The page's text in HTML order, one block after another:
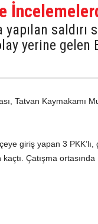
saldırı
yerine
Tatvan Kaymakamı
giriş yapan 3
Çatışma